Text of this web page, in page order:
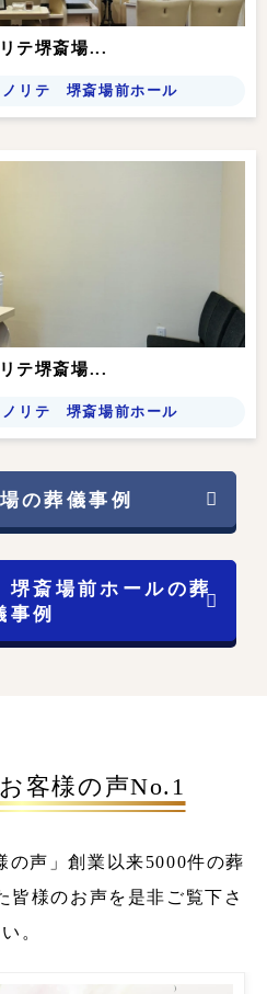
テ堺斎場...
リテ 堺斎場前ホール
テ堺斎場...
リテ 堺斎場前ホール
の葬儀事例
斎場前ホールの葬
事例
客様の声No.1
の声」創業以来5000件の葬
皆様のお声を是非ご覧下さ
い。